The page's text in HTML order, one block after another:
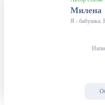
Милена
Я - бабушка.